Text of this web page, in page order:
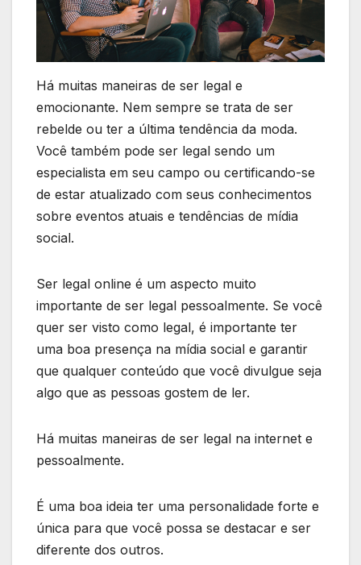
Há muitas maneiras de ser legal e
emocionante. Nem sempre se trata de ser
rebelde ou ter a última tendência da moda.
Você também pode ser legal sendo um
especialista em seu campo ou certificando-se
de estar atualizado com seus conhecimentos
sobre eventos atuais e tendências de mídia
social.
Ser legal online é um aspecto muito
importante de ser legal pessoalmente. Se você
quer ser visto como legal, é importante ter
uma boa presença na mídia social e garantir
que qualquer conteúdo que você divulgue seja
algo que as pessoas gostem de ler.
Há muitas maneiras de ser legal na internet e
pessoalmente.
É uma boa ideia ter uma personalidade forte e
única para que você possa se destacar e ser
diferente dos outros.